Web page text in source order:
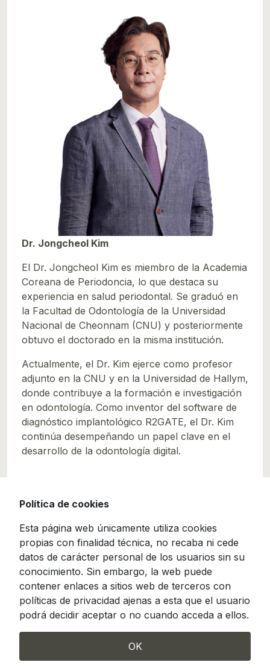
Dr. Jongcheol Kim
El Dr. Jongcheol Kim es miembro de la Academia
Coreana de Periodoncia, lo que destaca su
experiencia en salud periodontal. Se graduó en
la Facultad de Odontología de la Universidad
Nacional de Cheonnam (CNU) y posteriormente
obtuvo el doctorado en la misma institución.
Actualmente, el Dr. Kim ejerce como profesor
adjunto en la CNU y en la Universidad de Hallym,
donde contribuye a la formación e investigación
en odontología. Como inventor del software de
diagnóstico implantológico R2GATE, el Dr. Kim
continúa desempeñando un papel clave en el
desarrollo de la odontología digital.
Política de cookies
Esta página web únicamente utiliza cookies
propias con finalidad técnica, no recaba ni cede
datos de carácter personal de los usuarios sin su
conocimiento. Sin embargo, la web puede
contener enlaces a sitios web de terceros con
políticas de privacidad ajenas a esta que el usuario
podrá decidir aceptar o no cuando acceda a ellos.
OK